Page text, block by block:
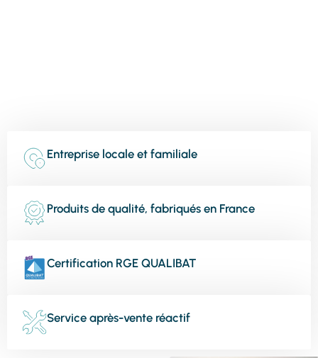
Entreprise locale et familiale
Produits de qualité, fabriqués en France
Certification RGE QUALIBAT
Service après-vente réactif